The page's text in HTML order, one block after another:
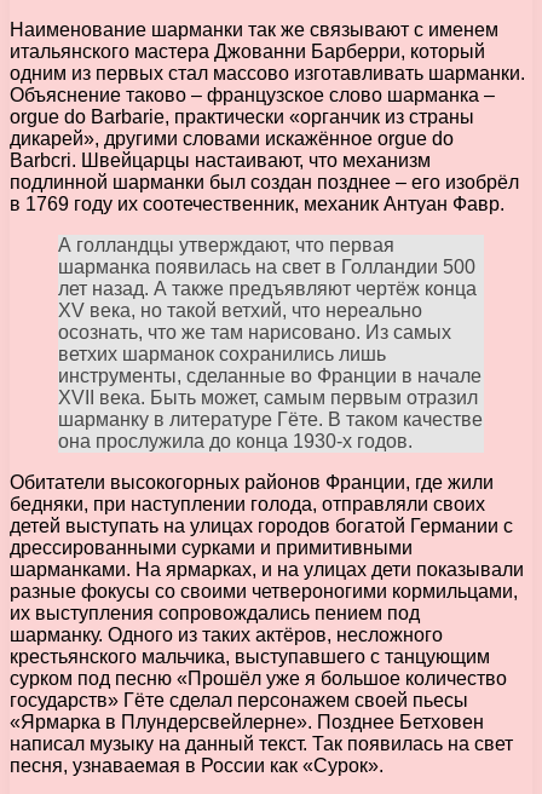
Наименование шарманки так же связывают с именем
итальянского мастера Джованни Барберри, который
одним из первых стал массово изготавливать шарманки.
Объяснение таково – французское слово шарманка –
orgue do Barbarie, практически «органчик из страны
дикарей», другими словами искажённое orgue do
Barbcri. Швейцарцы настаивают, что механизм
подлинной шарманки был создан позднее – его изобрёл
в 1769 году их соотечественник, механик Антуан Фавр.
А голландцы утверждают, что первая
шарманка появилась на свет в Голландии 500
лет назад. А также предъявляют чертёж конца
XV века, но такой ветхий, что нереально
осознать, что же там нарисовано. Из самых
ветхих шарманок сохранились лишь
инструменты, сделанные во Франции в начале
XVII века. Быть может, самым первым отразил
шарманку в литературе Гёте. В таком качестве
она прослужила до конца 1930-х годов.
Обитатели высокогорных районов Франции, где жили
бедняки, при наступлении голода, отправляли своих
детей выступать на улицах городов богатой Германии с
дрессированными сурками и примитивными
шарманками. На ярмарках, и на улицах дети показывали
разные фокусы со своими четвероногими кормильцами,
их выступления сопровождались пением под
шарманку. Одного из таких актёров, несложного
крестьянского мальчика, выступавшего с танцующим
сурком под песню «Прошёл уже я большое количество
государств» Гёте сделал персонажем своей пьесы
«Ярмарка в Плундерсвейлерне». Позднее Бетховен
написал музыку на данный текст. Так появилась на свет
песня, узнаваемая в России как «Сурок».